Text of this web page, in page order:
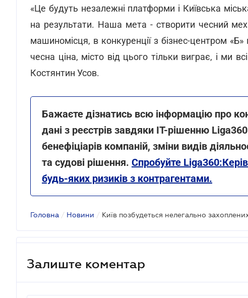
«Це будуть незалежні платформи і Київська
на результати. Наша мета - створити чесний
машиномісця, в конкуренції з бізнес-центром
чесна ціна, місто від цього тільки виграє, і ми
Костянтин Усов.
Бажаєте дізнатись всю інформацію про
дані з реєстрів завдяки IT-рішенню
бенефіціарів компаній, зміни видів
та судові рішення. Спробуйте
будь-яких ризиків з контрагентами.
Головна / Новини / Київ позбудеться нелегально
Залиште коментар